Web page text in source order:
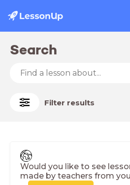
Search
Filter results
Would you like to see
made by teachers from